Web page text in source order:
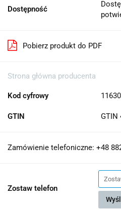
Dostępność
Pobierz produkt do PDF
Strona główna producenta
Kod cyfrowy
GTIN GTIN
Zamówienie telefoniczne: +48
Zostaw telefon